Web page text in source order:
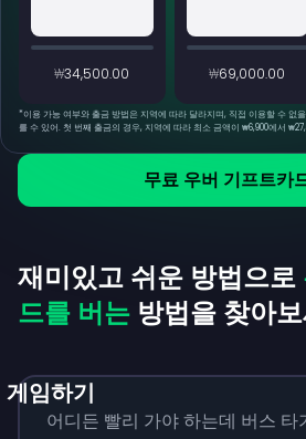
무료 우버 기프트카
₩34,500.00 ₩69,000.00
*이용 가능 여부와 출금 방법은 지역에 따라 달라지며, 직접 이용할 수 없
를 수 있어. 첫 번째 출금의 경우, 지역에 따라 최소 금액이 ₩6,900에서
재미있고 쉬운 방법으로
드를 버는 방법을 찾아
게임하기
어디든 빨리 가야 하는데 버스 타